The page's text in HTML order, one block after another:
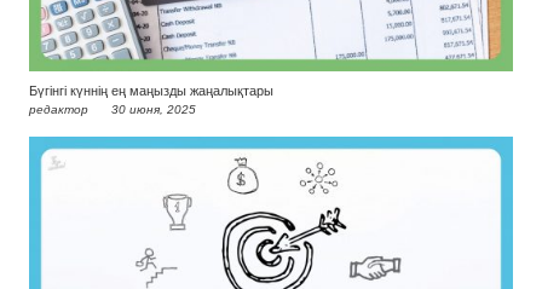
Бүгінгі күннің ең маңызды жаңалықтары
редактор 30 июня, 2025